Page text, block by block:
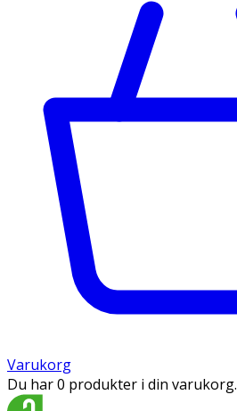
Varukorg
Du har 0 produkter i din varukorg.